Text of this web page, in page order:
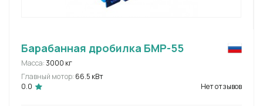
Барабанная дробилка БМР-55
Масса:3000 кг
Главный мотор: 66.5 кВт
0.0
Нет отзывов